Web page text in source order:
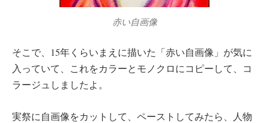
赤い自画像
そこで、15年くらいまえに描いた「赤い自画像」が気に
入っていて、これをカラーとモノクロにコピーして、コ
ラージュしましたよ。
実祭に自画像をカットして、ペーストしてみたら、人物